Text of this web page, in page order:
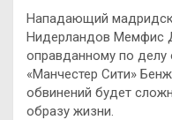
Нападающий
Нидерландов Мемфис
оправданному по делу
«Манчестер Сити»
обвинений будет
образу жизни.